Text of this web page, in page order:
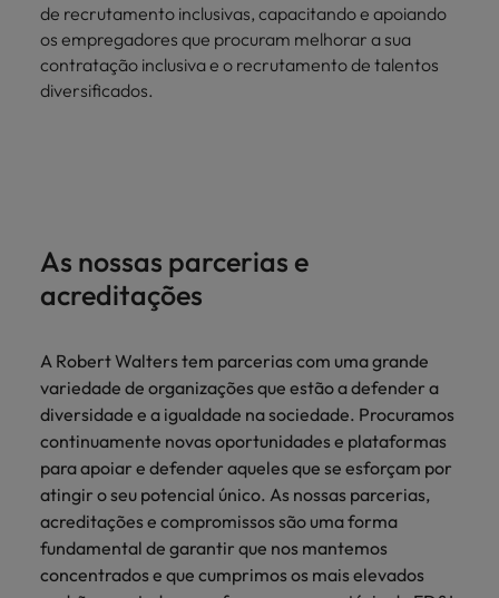
de recrutamento inclusivas, capacitando e apoiando
os empregadores que procuram melhorar a sua
contratação inclusiva e o recrutamento de talentos
diversificados.
As nossas parcerias e
acreditações
A Robert Walters tem parcerias com uma grande
variedade de organizações que estão a defender a
diversidade e a igualdade na sociedade. Procuramos
continuamente novas oportunidades e plataformas
para apoiar e defender aqueles que se esforçam por
atingir o seu potencial único. As nossas parcerias,
acreditações e compromissos são uma forma
fundamental de garantir que nos mantemos
concentrados e que cumprimos os mais elevados